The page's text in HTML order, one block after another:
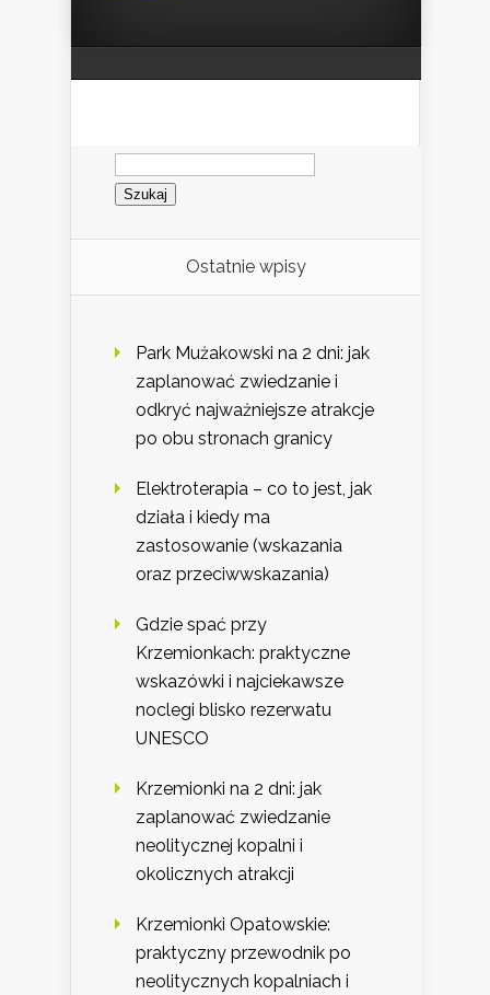
Szukaj:
Ostatnie wpisy
Park Mużakowski na 2 dni: jak
zaplanować zwiedzanie i
odkryć najważniejsze atrakcje
po obu stronach granicy
Elektroterapia – co to jest, jak
działa i kiedy ma
zastosowanie (wskazania
oraz przeciwwskazania)
Gdzie spać przy
Krzemionkach: praktyczne
wskazówki i najciekawsze
noclegi blisko rezerwatu
UNESCO
Krzemionki na 2 dni: jak
zaplanować zwiedzanie
neolitycznej kopalni i
okolicznych atrakcji
Krzemionki Opatowskie:
praktyczny przewodnik po
neolitycznych kopalniach i